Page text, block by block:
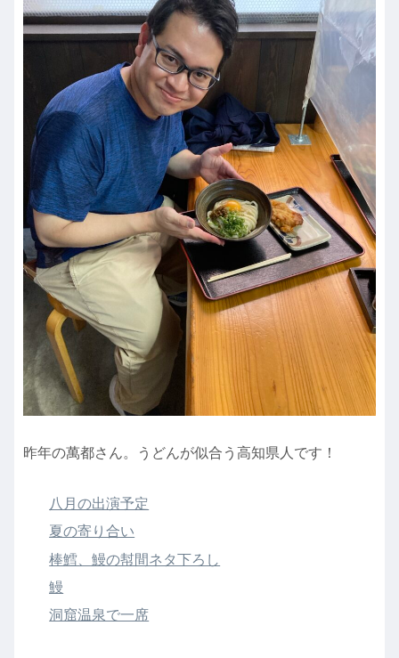
昨年の萬都さん。うどんが似合う高知県人です！
八月の出演予定
夏の寄り合い
棒鱈、鰻の幇間ネタ下ろし
鰻
洞窟温泉で一席